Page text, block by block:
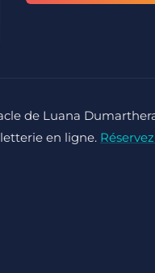
de Luana
en ligne.